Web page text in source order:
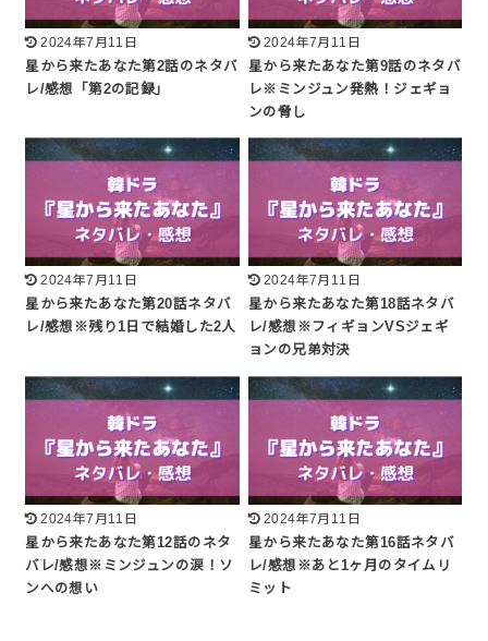
2024年7月11日
星から来たあなた第2話のネタバ
レ/感想「第2の記録」
2024年7月11日
星から来たあなた第9話のネタバ
レ※ミンジュン発熱！ジェギョ
ンの脅し
2024年7月11日
星から来たあなた第20話ネタバ
レ/感想※残り1日で結婚した2人
2024年7月11日
星から来たあなた第18話ネタバ
レ/感想※フィギョンVSジェギ
ョンの兄弟対決
2024年7月11日
星から来たあなた第12話のネタ
バレ/感想※ミンジュンの涙！ソ
ンへの想い
2024年7月11日
星から来たあなた第16話ネタバ
レ/感想※あと1ヶ月のタイムリ
ミット